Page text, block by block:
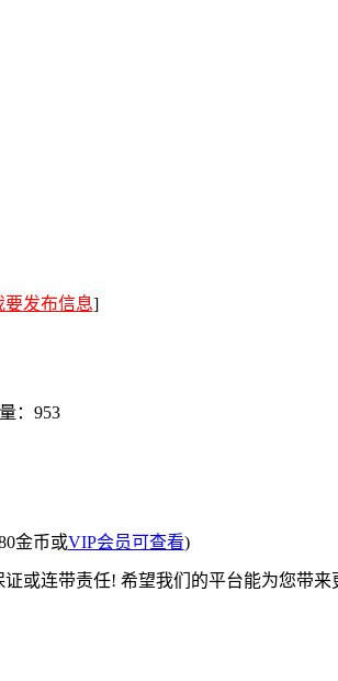
要发布信息]
：953
金币或VIP会员可查看)
或连带责任! 希望我们的平台能为您带来